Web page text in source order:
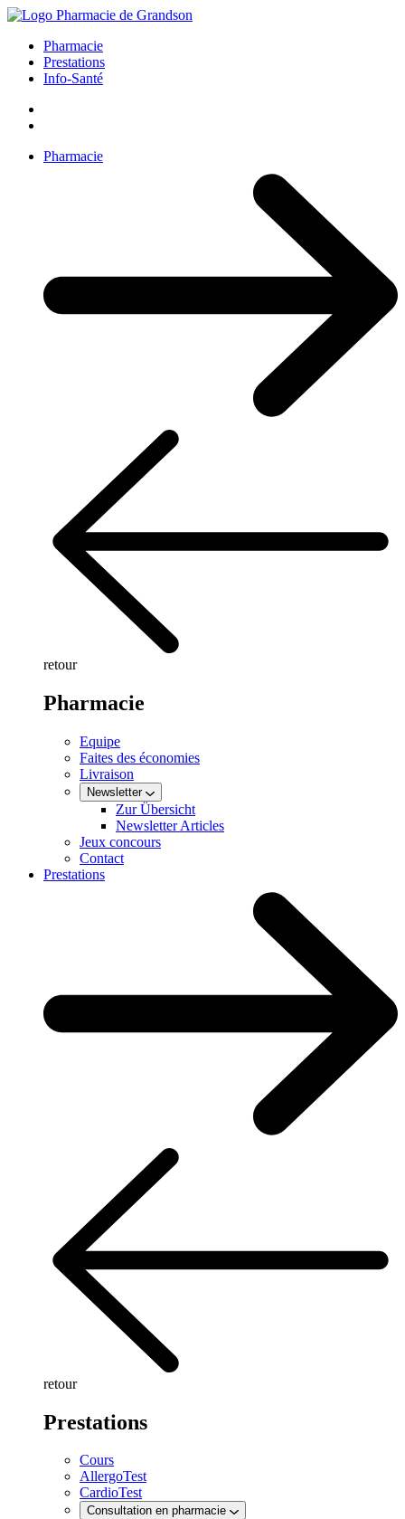
Pharmacie
Prestations
Info-Santé
Pharmacie
retour
Pharmacie
Equipe
Faites des économies
Livraison
Newsletter
Zur Übersicht
Newsletter Articles
Jeux concours
Contact
Prestations
retour
Prestations
Cours
AllergoTest
CardioTest
Consultation en pharmacie